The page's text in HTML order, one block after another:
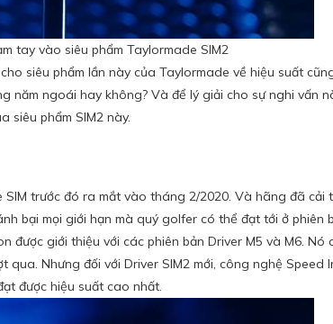
tay vào siêu phẩm Taylormade SIM2
siêu phẩm lần này của Taylormade về hiệu suất
năm ngoái hay không? Và để lý giải cho sự nghi vấn
siêu phẩm SIM2 này.
trước đó ra mắt vào tháng 2/2020. Và hãng đã cải
bại mọi giới hạn mà quý golfer có thể đạt tới ở phiên
được giới thiệu với các phiên bản Driver M5 và M6. Nó
Nhưng đối với Driver SIM2 mới, công nghệ Speed
được hiệu suất cao nhất.